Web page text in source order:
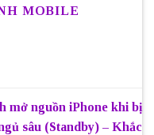
MOBILE
mở nguồn iPhone khi bị
sâu (Standby) – Khắc